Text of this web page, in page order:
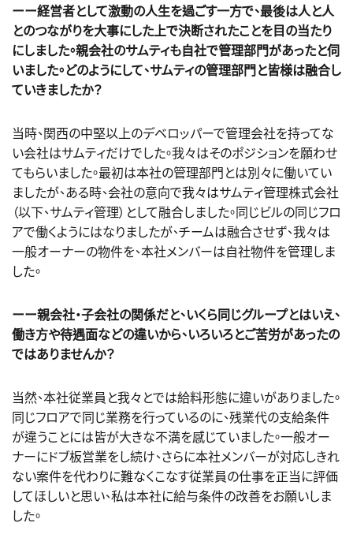
ーー経営者として激動の人生を過ごす一方で、最後は人と人
とのつながりを大事にした上で決断されたことを目の当たり
にしました。親会社のサムティも自社で管理部門があったと伺
いました。どのようにして、サムティの管理部門と皆様は融合し
ていきましたか？
当時、関西の中堅以上のデベロッパーで管理会社を持ってな
い会社はサムティだけでした。我々はそのポジションを願わせ
てもらいました。最初は本社の管理部門とは別々に働いてい
ましたが、ある時、会社の意向で我々はサムティ管理株式会社
（以下、サムティ管理）として融合しました。同じビルの同じフロ
アで働くようにはなりましたが、チームは融合させず、我々は
一般オーナーの物件を、本社メンバーは自社物件を管理しま
した。
ーー親会社・子会社の関係だと、いくら同じグループとはいえ、
働き方や待遇面などの違いから、いろいろとご苦労があったの
ではありませんか？
当然、本社従業員と我々とでは給料形態に違いがありました。
同じフロアで同じ業務を行っているのに、残業代の支給条件
が違うことには皆が大きな不満を感じていました。一般オー
ナーにドブ板営業をし続け、さらに本社メンバーが対応しきれ
ない案件を代わりに難なくこなす従業員の仕事を正当に評価
してほしいと思い、私は本社に給与条件の改善をお願いしま
した。